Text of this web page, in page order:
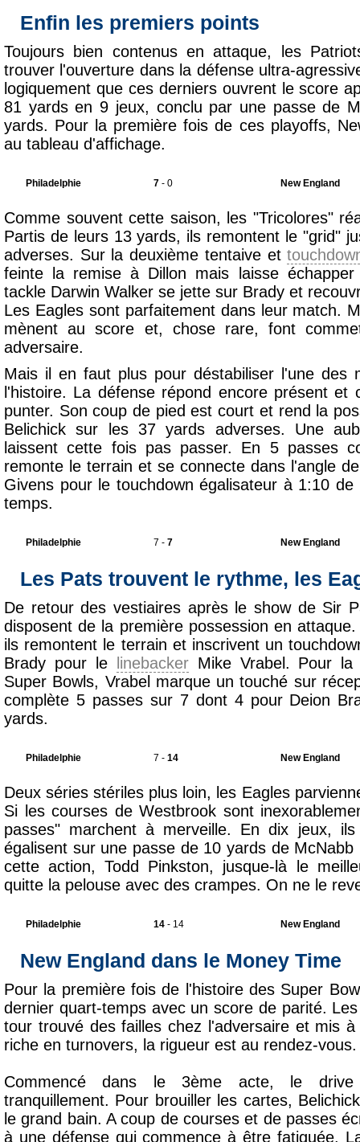
Enfin les premiers points
Toujours bien contenus en attaque, les
trouver l'ouverture dans la défense ultra-
logiquement que ces derniers ouvrent le score
81 yards en 9 jeux, conclu par une passe de
yards. Pour la première fois de ces playoffs,
au tableau d'affichage.
Philadelphie 7 - 0 New England
Comme souvent cette saison, les "Tricolores"
Partis de leurs 13 yards, ils remontent le "grid"
adverses. Sur la deuxième tentaive et
feinte la remise à Dillon mais laisse
tackle Darwin Walker se jette sur Brady et
Les Eagles sont parfaitement dans leur match.
mènent au score et, chose rare, font
adversaire.
Mais il en faut plus pour déstabiliser l'une des
l'histoire. La défense répond encore présent et
punter. Son coup de pied est court et rend la
Belichick sur les 37 yards adverses. Une
laissent cette fois pas passer. En 5 passes
remonte le terrain et se connecte dans l'angle
Givens pour le touchdown égalisateur à 1:10
temps.
Philadelphie 7 - 7 New England
Les Pats trouvent le rythme, les
De retour des vestiaires après le show de Sir
disposent de la première possession en
ils remontent le terrain et inscrivent un
Brady pour le
linebackerMike Vrabel. Pour la
Super Bowls, Vrabel marque un touché sur
complète 5 passes sur 7 dont 4 pour Deion
yards.
Philadelphie 7 - 14 New England
Deux séries stériles plus loin, les Eagles
Si les courses de Westbrook sont
passes" marchent à merveille. En dix jeux,
égalisent sur une passe de 10 yards de
cette action, Todd Pinkston, jusque-là le
quitte la pelouse avec des crampes. On ne le
Philadelphie 14 - 14 New England
New England dans le Money Time
Pour la première fois de l'histoire des Super
dernier quart-temps avec un score de parité.
tour trouvé des failles chez l'adversaire et mis
riche en turnovers, la rigueur est au rendez-vous.
Commencé dans le 3ème acte, le drive
tranquillement. Pour brouiller les cartes,
le grand bain. A coup de courses et de passes
à une défense qui commence à être fatiguée.